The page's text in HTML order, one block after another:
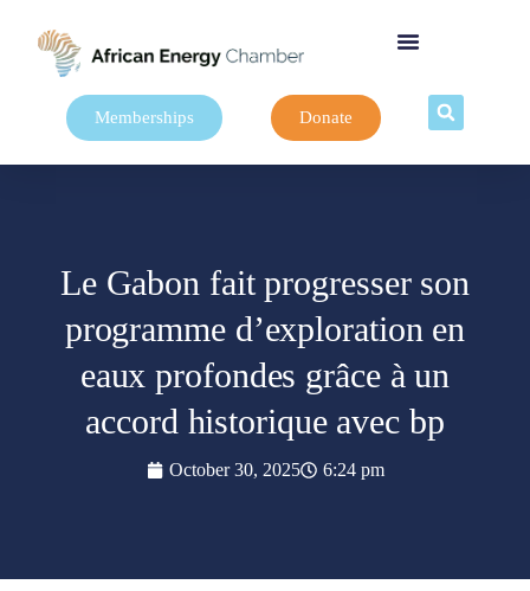
Memberships Donate
Le Gabon fait progresser son
programme d’exploration en
eaux profondes grâce à un
accord historique avec bp
October 30, 2025 6:24 pm